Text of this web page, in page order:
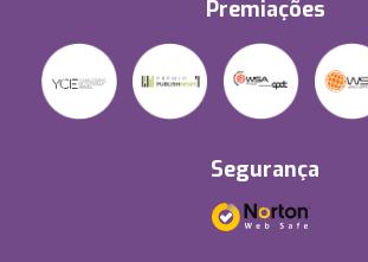
Premiações
Segurança